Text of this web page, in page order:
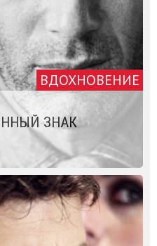
ВДОХНОВЕНИЕ
ЗНАК